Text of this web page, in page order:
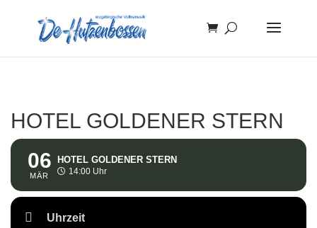
HOTEL GOLDENER STERN
06
MÄR
HOTEL GOLDENER STERN
14:00 Uhr
Uhrzeit